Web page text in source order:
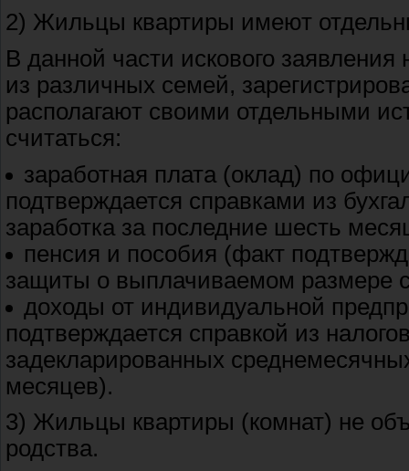
2) Жильцы квартиры имеют
В данной части искового заявления
из различных семей,
располагают своими отдельными
считаться:
заработная плата (оклад) по
подтверждается справками из
заработка за последние шесть
пенсия и пособия (факт
защиты о выплачиваемом размере
доходы от индивидуальной
подтверждается справкой из
задекларированных
месяцев).
3) Жильцы квартиры (комнат) не
родства.